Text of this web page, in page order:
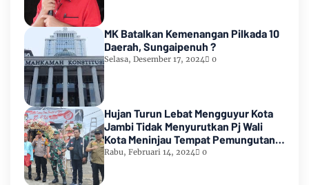
MK Batalkan Kemenangan Pilkada 10
Daerah, Sungaipenuh ?
Selasa, Desember 17, 2024 0
Hujan Turun Lebat Mengguyur Kota
Jambi Tidak Menyurutkan Pj Wali
Kota Meninjau Tempat Pemungutan
Suara Pemilu 2024
Rabu, Februari 14, 2024 0